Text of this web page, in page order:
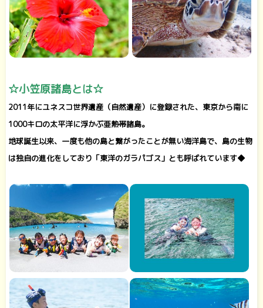
☆小笠原諸島とは☆
2011年にユネスコ世界遺産（自然遺産）に登録された、東京から南に
1000キロの太平洋に浮かぶ亜熱帯諸島。
地球誕生以来、一度も他の島と繋がったことが無い海洋島で、島の生物
は独自の進化をしており「東洋のガラパゴス」とも呼ばれています◆